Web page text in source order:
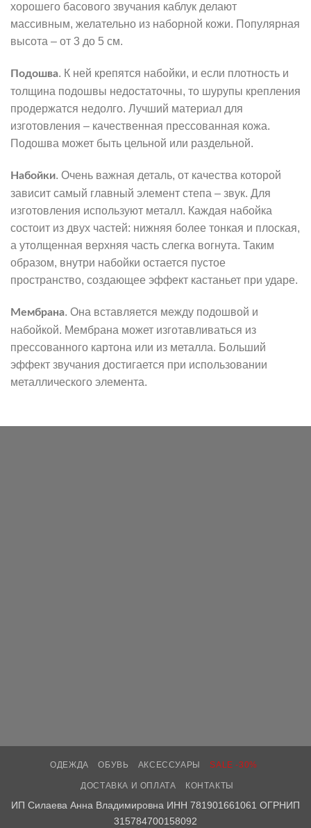
хорошего басового звучания каблук делают
массивным, желательно из наборной кожи. Популярная
высота – от 3 до 5 см.
Подошва. К ней крепятся набойки, и если плотность и
толщина подошвы недостаточны, то шурупы крепления
продержатся недолго. Лучший материал для
изготовления – качественная прессованная кожа.
Подошва может быть цельной или раздельной.
Набойки. Очень важная деталь, от качества которой
зависит самый главный элемент степа – звук. Для
изготовления используют металл. Каждая набойка
состоит из двух частей: нижняя более тонкая и плоская,
а утолщенная верхняя часть слегка вогнута. Таким
образом, внутри набойки остается пустое
пространство, создающее эффект кастаньет при ударе.
Мембрана. Она вставляется между подошвой и
набойкой. Мембрана может изготавливаться из
прессованного картона или из металла. Больший
эффект звучания достигается при использовании
металлического элемента.
ОДЕЖДА ОБУВЬ АКСЕССУАРЫ SALE -30%
ДОСТАВКА И ОПЛАТА КОНТАКТЫ
ИП Силаева Анна Владимировна ИНН 781901661061 ОГРНИП
315784700158092